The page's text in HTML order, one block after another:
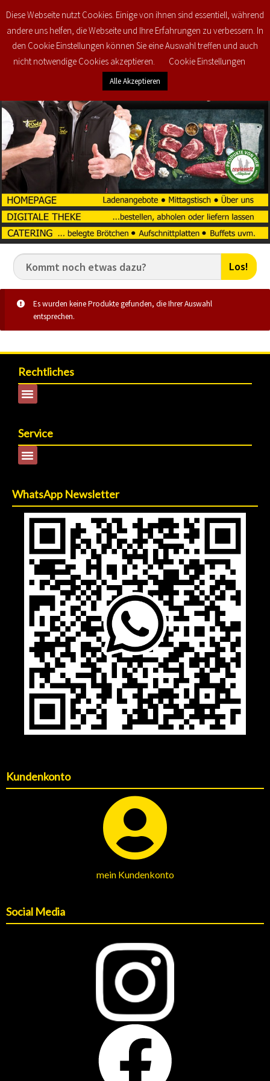
€ 0,00 0
Los!
Es wurden keine Produkte gefunden, die Ihrer Auswahl
entsprechen.
Rechtliches
Service
WhatsApp Newsletter
Kundenkonto
mein Kundenkonto
Social Media
Diese Webseite nutzt Cookies. Einige von ihnen sind essentiell, während
andere uns helfen, die Webseite und Ihre Erfahrungen zu verbessern. In
den Cookie Einstellungen können Sie eine Auswahl treffen und auch
nicht notwendige Cookies akzeptieren.
Cookie Einstellungen
Alle Akzeptieren